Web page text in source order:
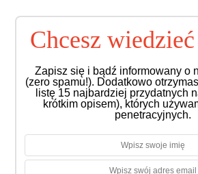
Chcesz
Zapisz się i bądź informowany o
(zero spamu!). Dodatkowo
listę 15 najbardziej przydatnych
krótkim opisem), których
penetracyjnych.